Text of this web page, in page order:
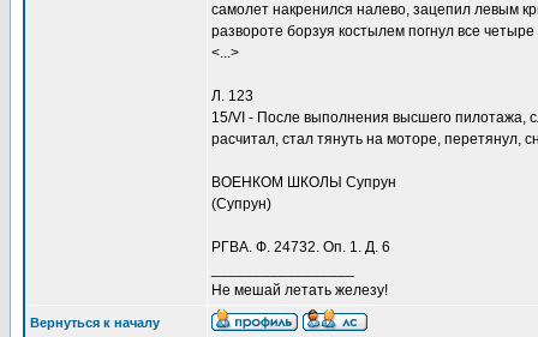
самолет накренился налево, зацепил левым
развороте борзуя костылем погнул все
<...>
Л. 123
15/VI - После выполнения высшего пилотажа,
расчитал, стал тянуть на моторе, перетянул,
ВОЕНКОМ ШКОЛЫ Супрун
(Супрун)
РГВА. Ф. 24732. Оп. 1. Д. 6
Не мешай летать железу!
Вернуться к началу